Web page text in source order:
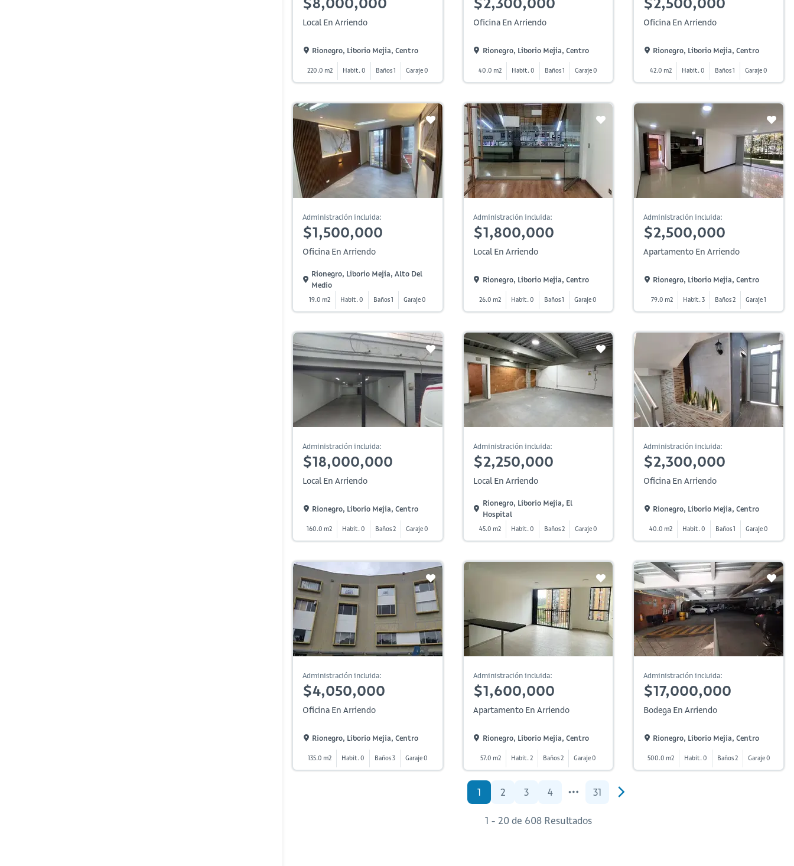
Local En Arriendo
Rionegro, Liborio Mejia, Centro
220.0 m2 Habit. 0 Baños 1 Garaje 0
Oficina En Arriendo
Rionegro, Liborio Mejia, Centro
40.0 m2 Habit. 0 Baños 1 Garaje 0
Oficina En Arriendo
Rionegro, Liborio Mejia, Centro
42.0 m2 Habit. 0 Baños 1 Garaje 0
Administración incluida:
$1,500,000
Oficina En Arriendo
Rionegro, Liborio Mejia, Alto Del
Medio
19.0 m2 Habit. 0 Baños 1 Garaje 0
Administración incluida:
$1,800,000
Local En Arriendo
Rionegro, Liborio Mejia, Centro
26.0 m2 Habit. 0 Baños 1 Garaje 0
Administración incluida:
$2,500,000
Apartamento En Arriendo
Rionegro, Liborio Mejia, Centro
79.0 m2 Habit. 3 Baños 2 Garaje 1
Administración incluida:
$18,000,000
Local En Arriendo
Rionegro, Liborio Mejia, Centro
160.0 m2 Habit. 0 Baños 2 Garaje 0
Administración incluida:
$2,250,000
Local En Arriendo
Rionegro, Liborio Mejia, El
Hospital
45.0 m2 Habit. 0 Baños 2 Garaje 0
Administración incluida:
$2,300,000
Oficina En Arriendo
Rionegro, Liborio Mejia, Centro
40.0 m2 Habit. 0 Baños 1 Garaje 0
Administración incluida:
$4,050,000
Oficina En Arriendo
Rionegro, Liborio Mejia, Centro
135.0 m2 Habit. 0 Baños 3 Garaje 0
Administración incluida:
$1,600,000
Apartamento En Arriendo
Rionegro, Liborio Mejia, Centro
57.0 m2 Habit. 2 Baños 2 Garaje 0
Administración incluida:
$17,000,000
Bodega En Arriendo
Rionegro, Liborio Mejia, Centro
500.0 m2 Habit. 0 Baños 2 Garaje 0
1 2 3 4 31
1 - 20 de 608 Resultados